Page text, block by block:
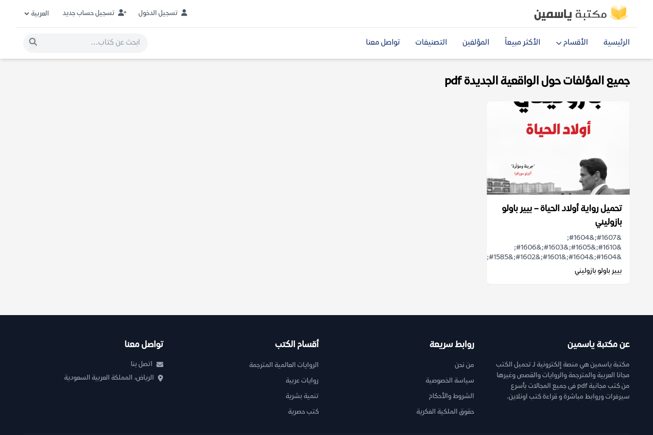
تسجيل الدخول تسجيل حساب جديد
الرئيسية الأقسام الأكثر مبيعاً المؤلفين التصنيفات تواصل معنا
جميع المؤلفات حول الواقعية الجديدة pdf
تحميل رواية أولاد الحياة – بيير باولو
بازوليني
&#1607;&#1604;
&#1610;&#1605;&#1603;&#1606;
&#1604;&#1604;&#1601;&#1602;&#1585;...
بيير باولو بازوليني
عن مكتبة ياسمين
مكتبة ياسمين هي منصة إلكترونية لـ تحميل الكتب
مجانا العربية والمترجمة والروايات والقصص وغيرها
من كتب مجانية pdf فى جميع المجالات بأسرع
سيرفرات وروابط مباشرة و قراءة كتب اونلاين.
روابط سريعة
من نحن
سياسة الخصوصية
الشروط والأحكام
حقوق الملكية الفكرية
أقسام الكتب
الروايات العالمية المترجمة
روايات عربية
تنمية بشرية
كتب حصرية
تواصل معنا
اتصل بنا
الرياض، المملكة العربية السعودية